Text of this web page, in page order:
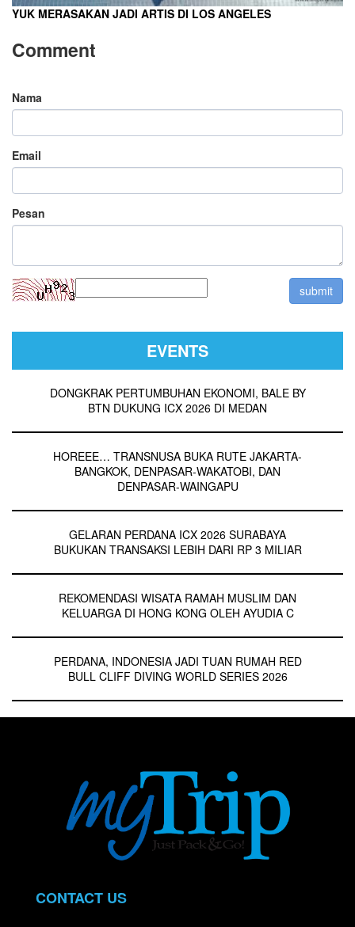
YUK MERASAKAN JADI ARTIS DI LOS ANGELES
Comment
Nama
Email
Pesan
EVENTS
DONGKRAK PERTUMBUHAN EKONOMI, BALE BY
BTN DUKUNG ICX 2026 DI MEDAN
HOREEE… TRANSNUSA BUKA RUTE JAKARTA-
BANGKOK, DENPASAR-WAKATOBI, DAN
DENPASAR-WAINGAPU
GELARAN PERDANA ICX 2026 SURABAYA
BUKUKAN TRANSAKSI LEBIH DARI RP 3 MILIAR
REKOMENDASI WISATA RAMAH MUSLIM DAN
KELUARGA DI HONG KONG OLEH AYUDIA C
PERDANA, INDONESIA JADI TUAN RUMAH RED
BULL CLIFF DIVING WORLD SERIES 2026
CONTACT US